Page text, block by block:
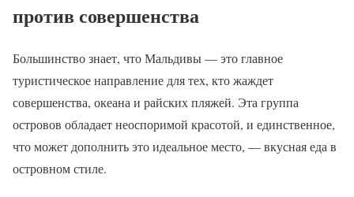
против совершенства
Большинство знает, что Мальдивы — это главное
туристическое направление для тех, кто жаждет
совершенства, океана и райских пляжей. Эта группа
островов обладает неоспоримой красотой, и единственное,
что может дополнить это идеальное место, — вкусная еда в
островном стиле.